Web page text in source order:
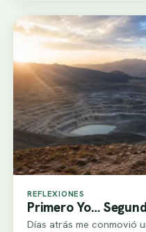
REFLEXIONES
Primero Yo…
Días atrás me conmovió